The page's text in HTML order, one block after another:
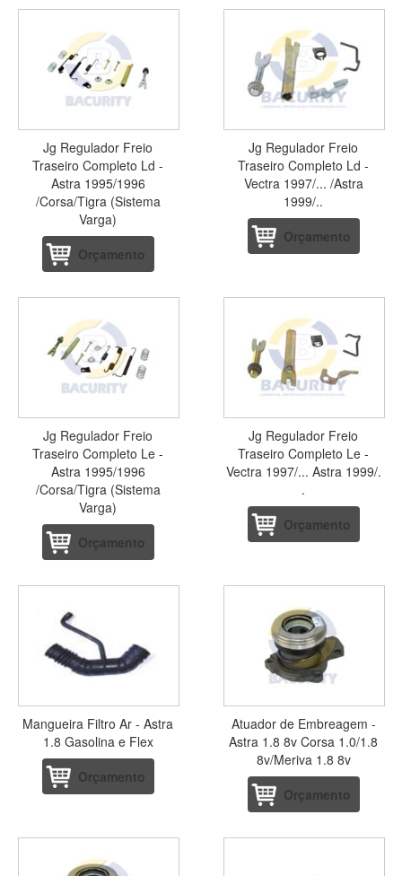
Jg Regulador Freio
Traseiro Completo Ld -
Astra 1995/1996
/Corsa/Tigra (Sistema
Varga)
Orçamento
Jg Regulador Freio
Traseiro Completo Ld -
Vectra 1997/... /Astra
1999/..
Orçamento
Jg Regulador Freio
Traseiro Completo Le -
Astra 1995/1996
/Corsa/Tigra (Sistema
Varga)
Orçamento
Jg Regulador Freio
Traseiro Completo Le -
Vectra 1997/... Astra 1999/.
.
Orçamento
Mangueira Filtro Ar - Astra
1.8 Gasolina e Flex
Orçamento
Atuador de Embreagem -
Astra 1.8 8v Corsa 1.0/1.8
8v/Meriva 1.8 8v
Orçamento